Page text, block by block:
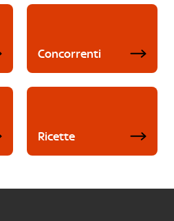
Concorrenti
Ricette